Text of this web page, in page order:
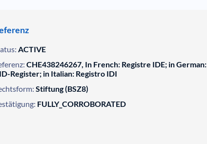
ACTIVE
CHE438246267, In French: Registre IDE; in German:
Register; in Italian: Registro IDI
Stiftung (BSZ8)
FULLY_CORROBORATED